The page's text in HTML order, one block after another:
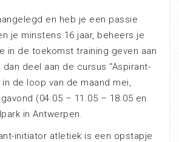
en heb je een passie
je minstens 16 jaar, beheers je
in de toekomst training geven aan
deel aan de cursus “Aspirant-
de loop van de maand mei,
(04.05 – 11.05 – 18.05 en
in Antwerpen.
initiator atletiek is een opstapje